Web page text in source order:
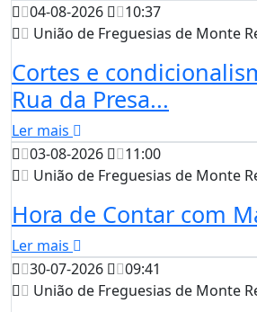
04-08-2026
10:37
União de Freguesias de Monte
Cortes e
Rua da Presa...
Ler mais
03-08-2026
11:00
União de Freguesias de Monte
Hora de Contar com
Ler mais
30-07-2026
09:41
União de Freguesias de Monte